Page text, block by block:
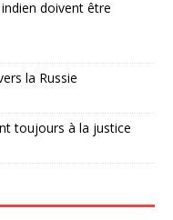
doivent être
la Russie
toujours à la justice